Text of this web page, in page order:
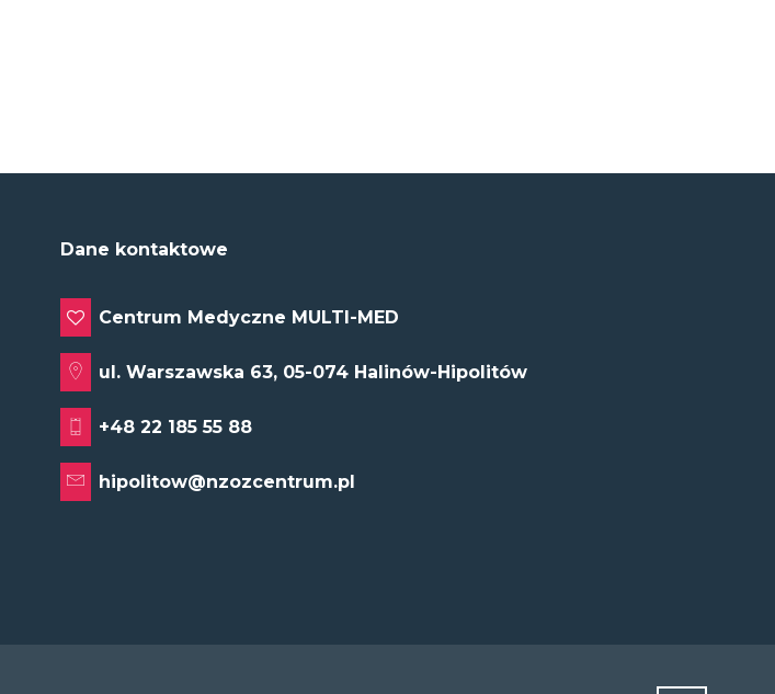
Dane kontaktowe
Centrum Medyczne MULTI-MED
ul. Warszawska 63, 05-074 Halinów-Hipolitów
+48 22 185 55 88
hipolitow@nzozcentrum.pl